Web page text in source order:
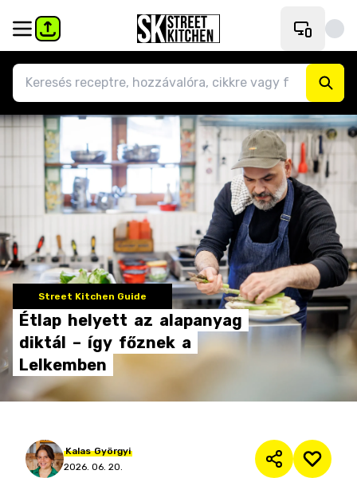
Street Kitchen Guide
Étlap helyett az alapanyag
diktál – így főznek a
Lelkemben
Kalas Györgyi
2026. 06. 20.